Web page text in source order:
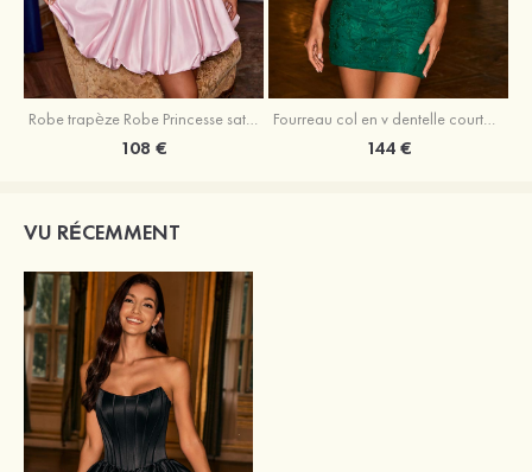
Robe trapèze Robe Princesse satin sans manches courte/mini robe de fête de la rentrée
108 €
Fourreau col en v dentelle courte/mini robe de fête de la rentré avec perles
144 €
VU RÉCEMMENT